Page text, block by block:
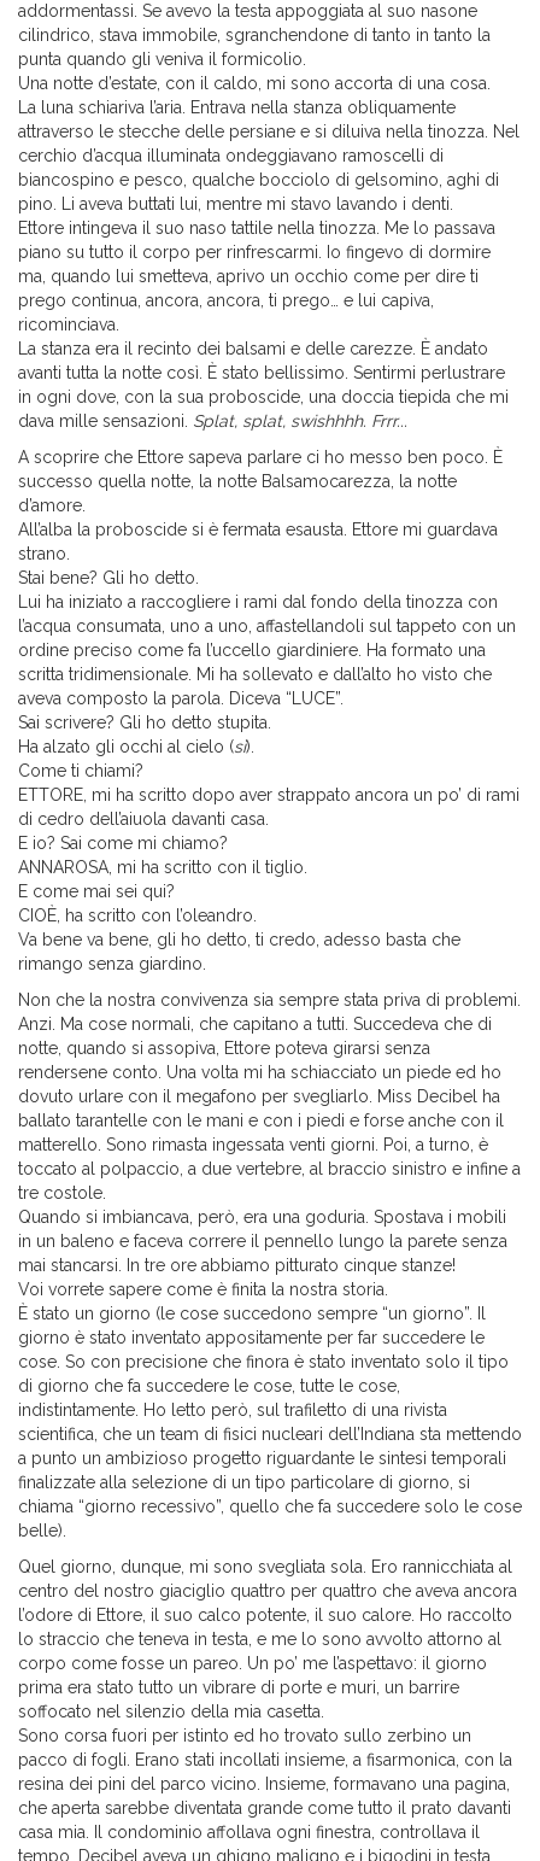
addormentassi. Se avevo la testa appoggiata al suo nasone
cilindrico, stava immobile, sgranchendone di tanto in tanto la
punta quando gli veniva il formicolio.
Una notte d’estate, con il caldo, mi sono accorta di una cosa.
La luna schiariva l’aria. Entrava nella stanza obliquamente
attraverso le stecche delle persiane e si diluiva nella tinozza. Nel
cerchio d’acqua illuminata ondeggiavano ramoscelli di
biancospino e pesco, qualche bocciolo di gelsomino, aghi di
pino. Li aveva buttati lui, mentre mi stavo lavando i denti.
Ettore intingeva il suo naso tattile nella tinozza. Me lo passava
piano su tutto il corpo per rinfrescarmi. Io fingevo di dormire
ma, quando lui smetteva, aprivo un occhio come per dire ti
prego continua, ancora, ancora, ti prego… e lui capiva,
ricominciava.
La stanza era il recinto dei balsami e delle carezze. È andato
avanti tutta la notte così. È stato bellissimo. Sentirmi perlustrare
in ogni dove, con la sua proboscide, una doccia tiepida che mi
dava mille sensazioni. Splat, splat, swishhhh. Frrr...
A scoprire che Ettore sapeva parlare ci ho messo ben poco. È
successo quella notte, la notte Balsamocarezza, la notte
d’amore.
All’alba la proboscide si è fermata esausta. Ettore mi guardava
strano.
Stai bene? Gli ho detto.
Lui ha iniziato a raccogliere i rami dal fondo della tinozza con
l’acqua consumata, uno a uno, affastellandoli sul tappeto con un
ordine preciso come fa l’uccello giardiniere. Ha formato una
scritta tridimensionale. Mi ha sollevato e dall’alto ho visto che
aveva composto la parola. Diceva “LUCE”.
Sai scrivere? Gli ho detto stupita.
Ha alzato gli occhi al cielo (sì).
Come ti chiami?
ETTORE, mi ha scritto dopo aver strappato ancora un po’ di rami
di cedro dell’aiuola davanti casa.
E io? Sai come mi chiamo?
ANNAROSA, mi ha scritto con il tiglio.
E come mai sei qui?
CIOÈ, ha scritto con l’oleandro.
Va bene va bene, gli ho detto, ti credo, adesso basta che
rimango senza giardino.
Non che la nostra convivenza sia sempre stata priva di problemi.
Anzi. Ma cose normali, che capitano a tutti. Succedeva che di
notte, quando si assopiva, Ettore poteva girarsi senza
rendersene conto. Una volta mi ha schiacciato un piede ed ho
dovuto urlare con il megafono per svegliarlo. Miss Decibel ha
ballato tarantelle con le mani e con i piedi e forse anche con il
matterello. Sono rimasta ingessata venti giorni. Poi, a turno, è
toccato al polpaccio, a due vertebre, al braccio sinistro e infine a
tre costole.
Quando si imbiancava, però, era una goduria. Spostava i mobili
in un baleno e faceva correre il pennello lungo la parete senza
mai stancarsi. In tre ore abbiamo pitturato cinque stanze!
Voi vorrete sapere come è finita la nostra storia.
È stato un giorno (le cose succedono sempre “un giorno”. Il
giorno è stato inventato appositamente per far succedere le
cose. So con precisione che finora è stato inventato solo il tipo
di giorno che fa succedere le cose, tutte le cose,
indistintamente. Ho letto però, sul trafiletto di una rivista
scientifica, che un team di fisici nucleari dell’Indiana sta mettendo
a punto un ambizioso progetto riguardante le sintesi temporali
finalizzate alla selezione di un tipo particolare di giorno, si
chiama “giorno recessivo”, quello che fa succedere solo le cose
belle).
Quel giorno, dunque, mi sono svegliata sola. Ero rannicchiata al
centro del nostro giaciglio quattro per quattro che aveva ancora
l’odore di Ettore, il suo calco potente, il suo calore. Ho raccolto
lo straccio che teneva in testa, e me lo sono avvolto attorno al
corpo come fosse un pareo. Un po’ me l’aspettavo: il giorno
prima era stato tutto un vibrare di porte e muri, un barrire
soffocato nel silenzio della mia casetta.
Sono corsa fuori per istinto ed ho trovato sullo zerbino un
pacco di fogli. Erano stati incollati insieme, a fisarmonica, con la
resina dei pini del parco vicino. Insieme, formavano una pagina,
che aperta sarebbe diventata grande come tutto il prato davanti
casa mia. Il condominio affollava ogni finestra, controllava il
tempo. Decibel aveva un ghigno maligno e i bigodini in testa.